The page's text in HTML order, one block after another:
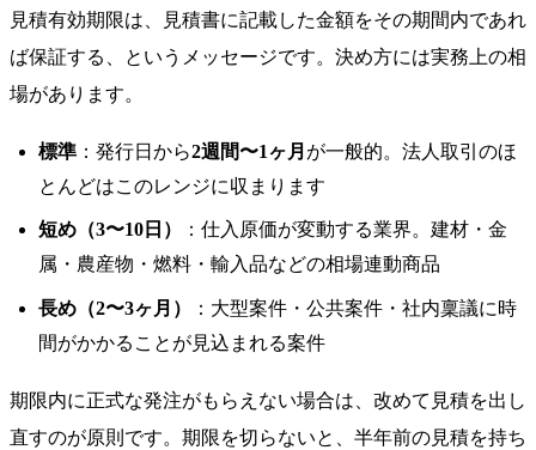
見積有効期限は、見積書に記載した金額をその期間内であれ
ば保証する、というメッセージです。決め方には実務上の相
場があります。
標準 ：発行日から2週間〜1ヶ月 が一般的。法人取引のほ
とんどはこのレンジに収まります
短め（3〜10日）
：仕入原価が変動する業界。建材・金
属・農産物・燃料・輸入品などの相場連動商品
長め（2〜3ヶ月）
：大型案件・公共案件・社内稟議に時
間がかかることが見込まれる案件
期限内に正式な発注がもらえない場合は、改めて見積を出し
直すのが原則です。期限を切らないと、半年前の見積を持ち